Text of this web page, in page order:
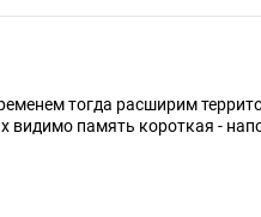
тогда расширим
видимо память короткая -